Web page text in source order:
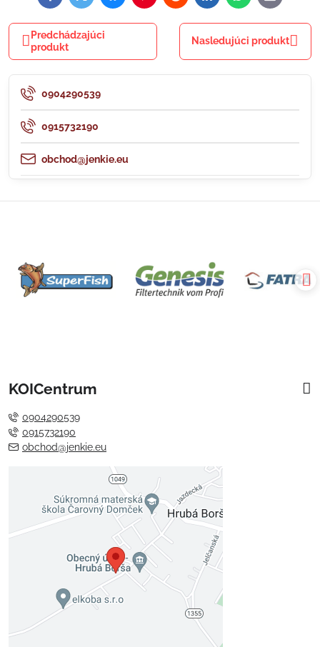
mail
Predchádzajúci
produkt
Nasledujúci produkt
0904290539
0915732190
obchod@jenkie.eu
KOICentrum
0904290539
0915732190
obchod@jenkie.eu
Externý obsah je blokovaný
Voľbami súkromia
Prajete si načítať externý obsah?
Povoliť tentokrát
Povoliť a zapamätať - súhlas s